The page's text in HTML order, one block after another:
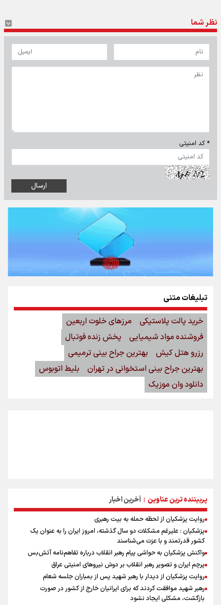
نظر شما
* کد امنیتی
پربیننده ترین عناوین | آخرین اخبار
روایت پزشکیان از لحظه حمله به بیت رهبری
پزشکیان : علیرغم مشکلات دو سال گذشته، امروز ایران را به عنوان یک
کشور قدرتمند و با عزت می‌شناسند
واکنش پزشکیان به حواشی پیام رهبر انقلاب درباره تفاهم‌نامه آتش‌بس
پرچم ایران و تصویر رهبر انقلاب بر دوش نیروهای امنیتی عراق
روایت پزشکیان از دیدار با رهبر شهید پس از بمباران جلسه شعام
رهبر شهید موافقت کردند که برای ایرانیان خارج از کشور در صورت
بازگشت، مشکلی ایجاد نشود
تبلیغات متنی
خرید پالت پلاستیکی
مرزهای خلوت اربعین
فروشنده مواد شیمیایی
پخش زنده فوتبال
رزرو هتل کیش
بهترین جراح بینی ترمیمی
بهترین جراح بینی استخوانی در تهران
بلیط اتوبوس
دانلود وان موزیک